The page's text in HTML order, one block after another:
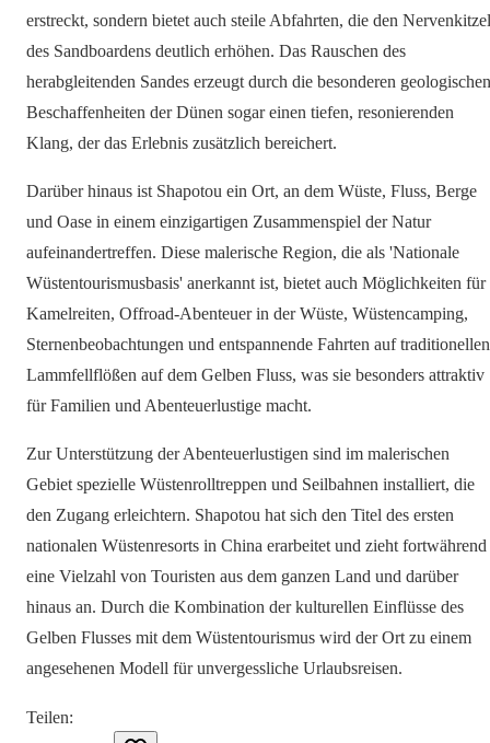
erstreckt, sondern bietet auch steile Abfahrten, die den Nervenkitzel
des Sandboardens deutlich erhöhen. Das Rauschen des
herabgleitenden Sandes erzeugt durch die besonderen geologischen
Beschaffenheiten der Dünen sogar einen tiefen, resonierenden
Klang, der das Erlebnis zusätzlich bereichert.
Darüber hinaus ist Shapotou ein Ort, an dem Wüste, Fluss, Berge
und Oase in einem einzigartigen Zusammenspiel der Natur
aufeinandertreffen. Diese malerische Region, die als 'Nationale
Wüstentourismusbasis' anerkannt ist, bietet auch Möglichkeiten für
Kamelreiten, Offroad-Abenteuer in der Wüste, Wüstencamping,
Sternenbeobachtungen und entspannende Fahrten auf traditionellen
Lammfellflößen auf dem Gelben Fluss, was sie besonders attraktiv
für Familien und Abenteuerlustige macht.
Zur Unterstützung der Abenteuerlustigen sind im malerischen
Gebiet spezielle Wüstenrolltreppen und Seilbahnen installiert, die
den Zugang erleichtern. Shapotou hat sich den Titel des ersten
nationalen Wüstenresorts in China erarbeitet und zieht fortwährend
eine Vielzahl von Touristen aus dem ganzen Land und darüber
hinaus an. Durch die Kombination der kulturellen Einflüsse des
Gelben Flusses mit dem Wüstentourismus wird der Ort zu einem
angesehenen Modell für unvergessliche Urlaubsreisen.
Teilen: